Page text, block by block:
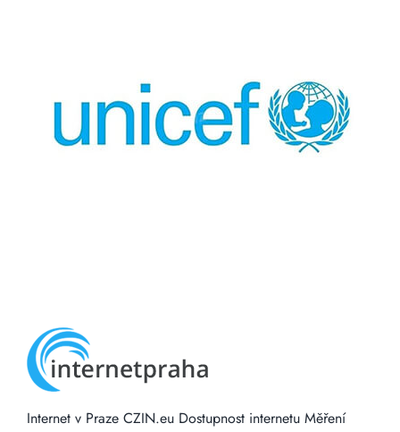
Internet v Praze CZIN.eu Dostupnost internetu Měření